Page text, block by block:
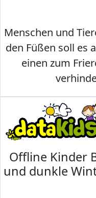
Menschen und
den Füßen soll es
einen zum
Offline Kinder
und dunkle